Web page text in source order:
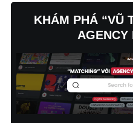
KHÁM PHÁ “VŨ
AGENCY